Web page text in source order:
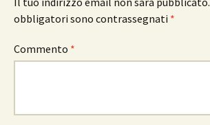
obbligatori sono contrassegnati *
Commento *